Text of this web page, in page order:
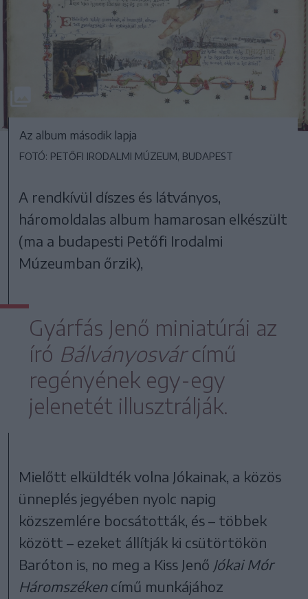
Az album második lapja
FOTÓ: PETŐFI IRODALMI MÚZEUM, BUDAPEST
A rendkívül díszes és látványos,
háromoldalas album hamarosan elkészült
(ma a budapesti Petőfi Irodalmi
Múzeumban őrzik),
Gyárfás Jenő miniatúrái az
író Bálványosvárcímű
regényének egy-egy
jelenetét illusztrálják.
Mielőtt elküldték volna Jókainak, a közös
ünneplés jegyében nyolc napig
közszemlére bocsátották, és – többek
között – ezeket állítják ki csütörtökön
Baróton is, no meg a Kiss Jenő Jókai Mór
Háromszékencímű munkájához